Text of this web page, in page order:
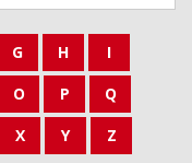
G H
I
O P
Q
X Y Z